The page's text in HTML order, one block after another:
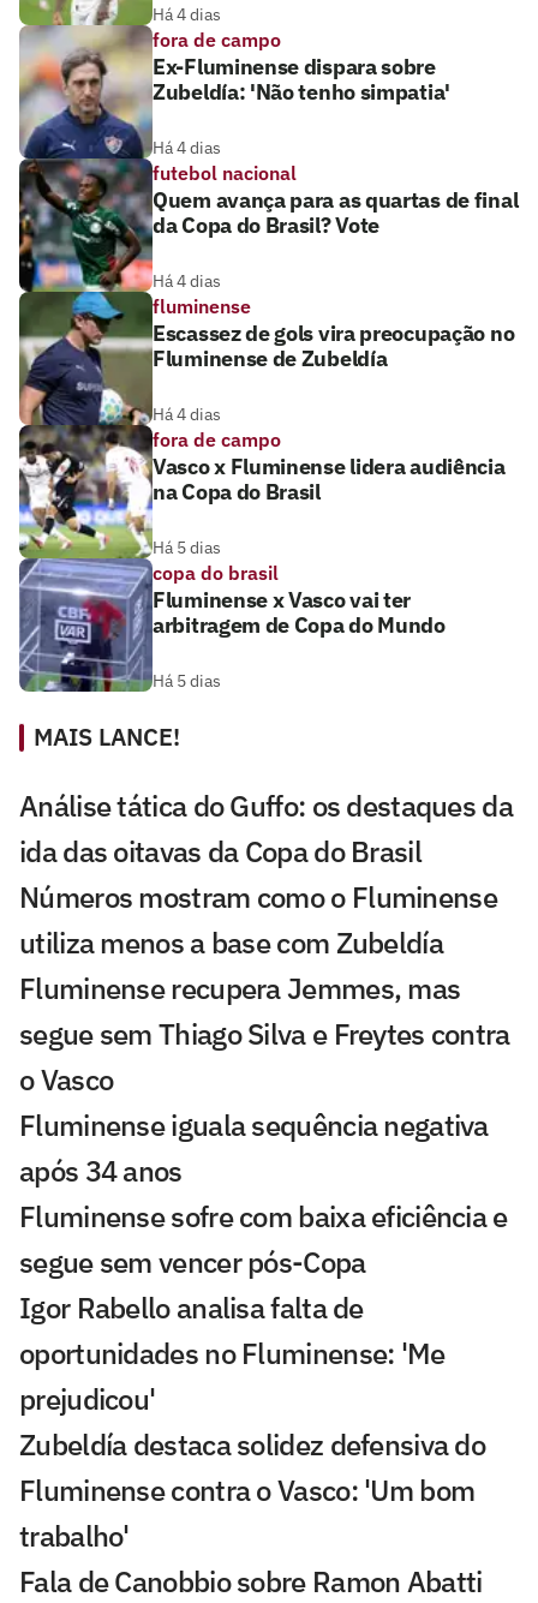
Há 4 dias
fora de campo
Ex-Fluminense dispara sobre
Zubeldía: 'Não tenho simpatia'
Há 4 dias
futebol nacional
Quem avança para as quartas de final
da Copa do Brasil? Vote
Há 4 dias
fluminense
Escassez de gols vira preocupação no
Fluminense de Zubeldía
Há 4 dias
fora de campo
Vasco x Fluminense lidera audiência
na Copa do Brasil
Há 5 dias
copa do brasil
Fluminense x Vasco vai ter
arbitragem de Copa do Mundo
Há 5 dias
MAIS LANCE!
Análise tática do Guffo: os destaques da
ida das oitavas da Copa do Brasil
Números mostram como o Fluminense
utiliza menos a base com Zubeldía
Fluminense recupera Jemmes, mas
segue sem Thiago Silva e Freytes contra
o Vasco
Fluminense iguala sequência negativa
após 34 anos
Fluminense sofre com baixa eficiência e
segue sem vencer pós-Copa
Igor Rabello analisa falta de
oportunidades no Fluminense: 'Me
prejudicou'
Zubeldía destaca solidez defensiva do
Fluminense contra o Vasco: 'Um bom
trabalho'
Fala de Canobbio sobre Ramon Abatti